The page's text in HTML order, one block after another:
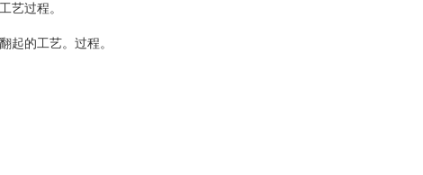
艺过程。
起的工艺。过程。